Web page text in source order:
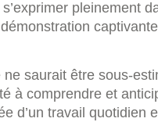
pleinement
saurait être sous-
à comprendre et
d’un travail quotidien